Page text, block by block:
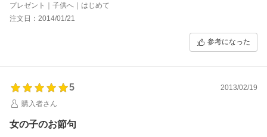
プレゼント｜子供へ｜はじめて
注文日：2014/01/21
参考になった
5
2013/02/19
購入者さん
女の子のお節句